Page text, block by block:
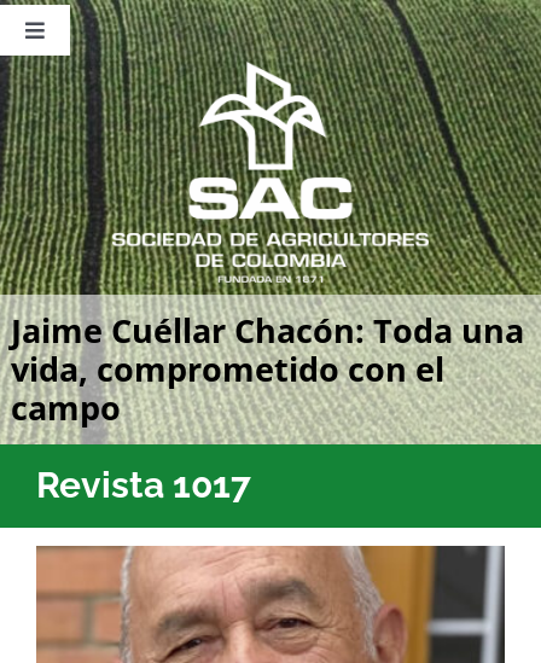
Saltar
contenido
Toggle
Navigation
Nosotros
Publicaciones
Sala de Prensa
Eventos
Jaime Cuéllar Chacón: Toda una
vida, comprometido con el
campo
Revista 1017